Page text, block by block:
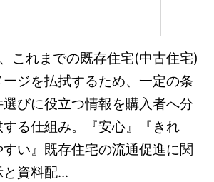
これまでの既存住宅(中古住宅)
ジを払拭するため、一定の条
びに役立つ情報を購入者へ分
る仕組み。『安心』『きれ
い』既存住宅の流通促進に関
資料配...